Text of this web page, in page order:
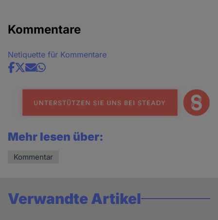
Kommentare
Netiquette für Kommentare
Share
news
Mehr lesen über:
Kommentar
Verwandte Artikel